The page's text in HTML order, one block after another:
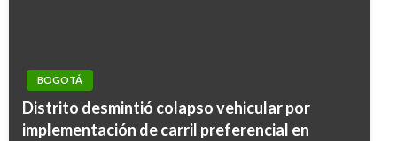
BOGOTÁ
Distrito desmintió colapso vehicular por
implementación de carril preferencial en